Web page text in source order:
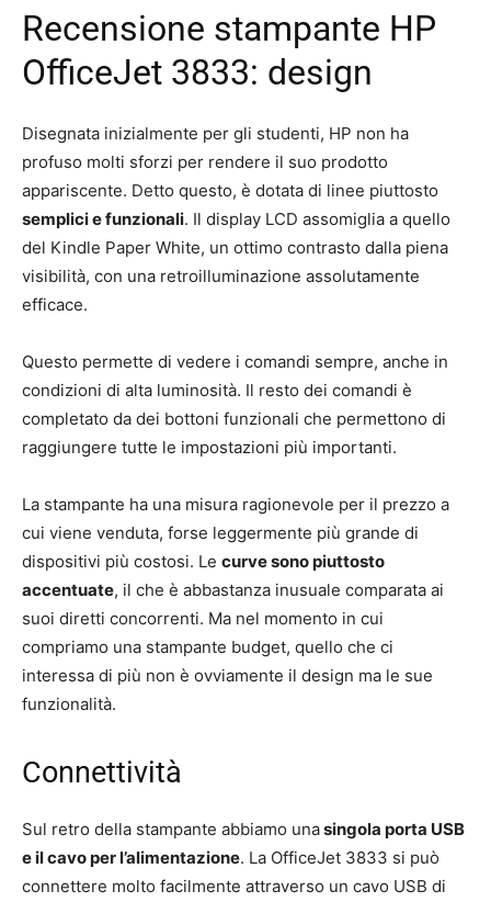
Recensione stampante HP
OfficeJet 3833: design
Disegnata inizialmente per gli studenti, HP non ha
profuso molti sforzi per rendere il suo prodotto
appariscente. Detto questo, è dotata di linee piuttosto
semplici e funzionali. Il display LCD assomiglia a quello
del Kindle Paper White, un ottimo contrasto dalla piena
visibilità, con una retroilluminazione assolutamente
efficace.
Questo permette di vedere i comandi sempre, anche in
condizioni di alta luminosità. Il resto dei comandi è
completato da dei bottoni funzionali che permettono di
raggiungere tutte le impostazioni più importanti.
La stampante ha una misura ragionevole per il prezzo a
cui viene venduta, forse leggermente più grande di
dispositivi più costosi. Le curve sono piuttosto
accentuate, il che è abbastanza inusuale comparata ai
suoi diretti concorrenti. Ma nel momento in cui
compriamo una stampante budget, quello che ci
interessa di più non è ovviamente il design ma le sue
funzionalità.
Connettività
Sul retro della stampante abbiamo unasingola porta USB
e il cavo per l’alimentazione. La OfficeJet 3833 si può
connettere molto facilmente attraverso un cavo USB di